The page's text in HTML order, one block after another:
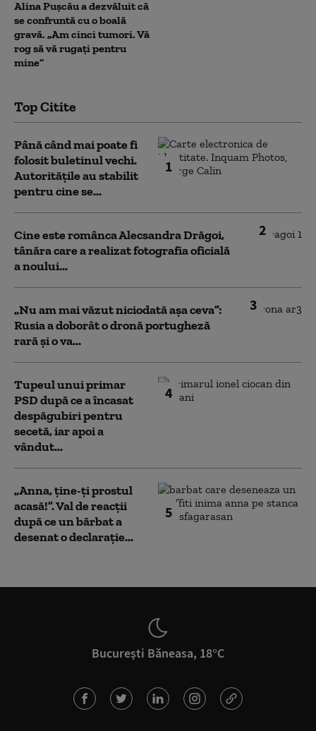
Alina Pușcău a dezvăluit că
se confruntă cu o boală
gravă. „Am cinci tumori. Vă
rog să vă rugați pentru
mine”
Top Citite
1
Până când mai poate fi
folosit buletinul vechi.
Autoritățile au stabilit
pentru cine se...
2
Cine este românca Alecsandra Drăgoi,
tânăra care a realizat fotografia oficială
a noului...
3
„Nu am mai văzut niciodată așa ceva”:
Rusia a doborât o dronă portugheză
rară și o va...
4
Tupeul unui primar
PSD după ce a încasat
despăgubiri pentru
secetă, iar apoi a
vândut...
5
„Anna, ţine-ţi prostul
acasă!”. Val de reacții
după ce un bărbat a
desenat o declarație...
București Băneasa, 18°C